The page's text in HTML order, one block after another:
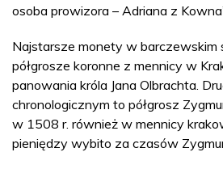
osoba prowizora – Adriana z
Najstarsze monety w barczewskim
półgrosze koronne z mennicy w
panowania króla Jana Olbrachta.
chronologicznym to półgrosz
w 1508 r. również w mennicy
pieniędzy wybito za czasów